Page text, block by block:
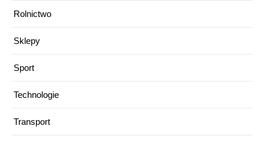
Rolnictwo
Sklepy
Sport
Technologie
Transport